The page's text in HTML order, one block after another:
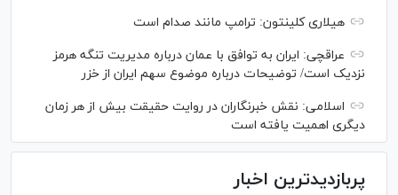
هیلاری کلینتون: ترامپ مانند صدام است
عراقچی: ایران به توافق با عمان درباره مدیریت تنگه هرمز
نزدیک است/ توضیحات درباره موضوع سهم ایران از خزر
اسلامی: نقش خبرنگاران در روایت حقیقت بیش از هر زمان
دیگری اهمیت یافته است
پربازدیدترین اخبار